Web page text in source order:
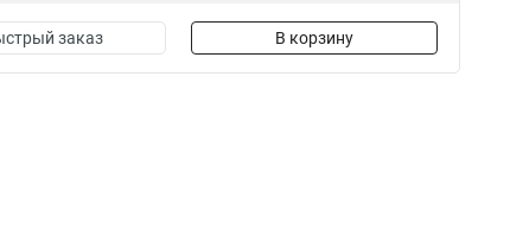
заказ В корзину